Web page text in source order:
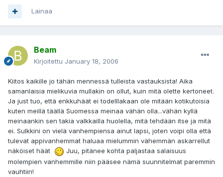
Lainaa
Beam
Kirjoitettu January 18, 2006
Kiitos kaikille jo tähän mennessä tulleista vastauksista! Aika
samanlaisia mielikuvia mullakin on ollut, kuin mitä olette kertoneet.
Ja just tuo, että enkkuhäät ei todelllakaan ole mitään kotikutoisia
kuten meillä täällä Suomessa meinaa vähän olla...vähän kyllä
meinaankin sen takia valkkailla huolella, mitä tehdään itse ja mitä
ei. Sulkkini on vielä vanhempiensa ainut lapsi, joten voipi olla että
tulevat appivanhemmat haluaa mielummin vähemmän askarrellut
näköiset häät
Juu, pitänee kohta paljastaa salaisuus
molempien vanhemmille niin pääsee nämä suunnitelmat paremmin
vauhtiin!